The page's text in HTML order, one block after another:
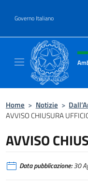
Governo Italiano
Intestazione
Home > Notizie >
AVVISO CHIUSURA
AVVISO
Data pubblicazione:30